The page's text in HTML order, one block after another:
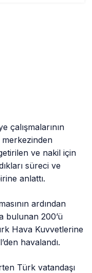
çalışmalarının
ve nakil için
süreci ve
anlattı.
ardından
bulunan 200’ü
Hava Kuvvetlerine
havalandı.
Türk vatandaşı